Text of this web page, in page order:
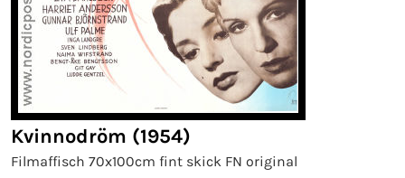
Kvinnodröm (1954)
Filmaffisch 70x100cm fint skick FN original